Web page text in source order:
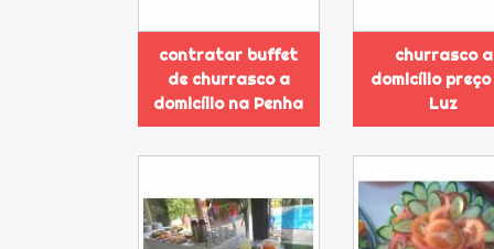
contratar buffet
de churrasco a
domicílio na Penha
churrasco a
domicílio
Luz